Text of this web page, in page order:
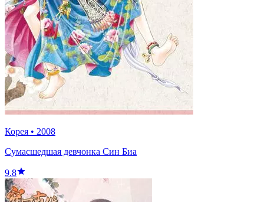
Корея • 2008
Сумасшедшая девчонка Син Биа
9.8